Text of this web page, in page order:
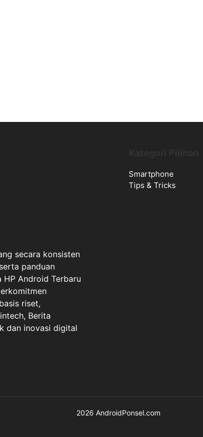
secara konsisten
panduan
Android Terbaru
riset,
Berita
dan inovasi digital
Smartphone
Tips & Tricks
2026 AndroidPonsel.com